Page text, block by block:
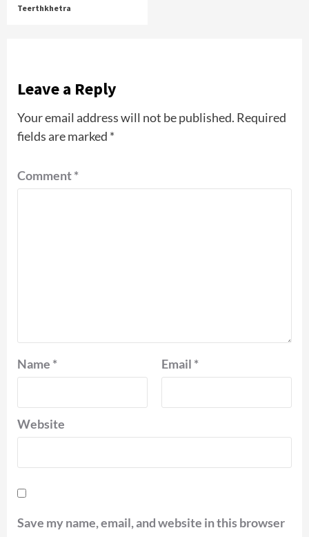
Teerthkhetra
Leave a Reply
Your email address will not be published. Required
fields are marked *
Comment*
Name * Email *
Website
Save my name, email, and website in this browser